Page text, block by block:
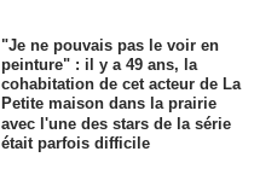
"Je ne pouvais pas le voir en
peinture" : il y a 49 ans, la
cohabitation de cet acteur de La
Petite maison dans la prairie
avec l'une des stars de la série
était parfois difficile